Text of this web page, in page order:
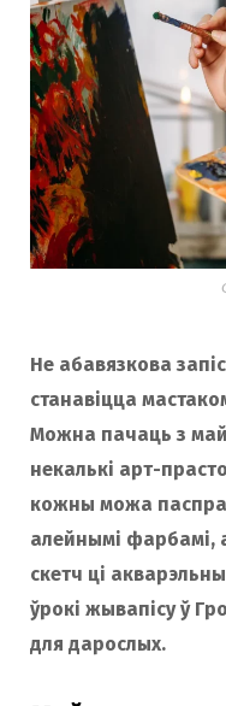
Не абавязкова
станавіцца
Можна пачаць з
некалькі арт-
кожны можа
алейнымі фарбамі,
скетч ці
ўрокі жывапісу ў
для дарослых.